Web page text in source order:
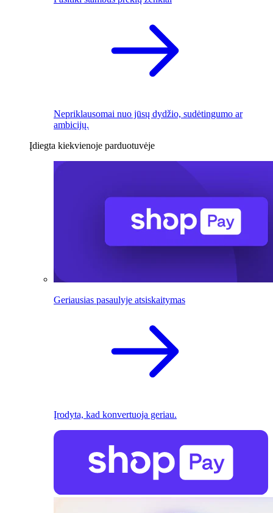
Nepriklausomai nuo jūsų dydžio, sudėtingumo ar
ambicijų.
Įdiegta kiekvienoje parduotuvėje
Geriausias pasaulyje atsiskaitymas
Įrodyta, kad konvertuoja geriau.